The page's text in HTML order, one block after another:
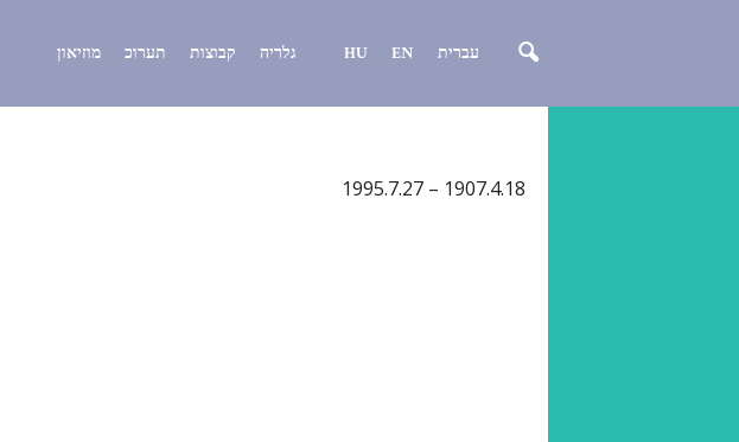
מוזיאון תערוכ קבוצות גלריה HU EN עברית
1907.4.18 – 1995.7.27